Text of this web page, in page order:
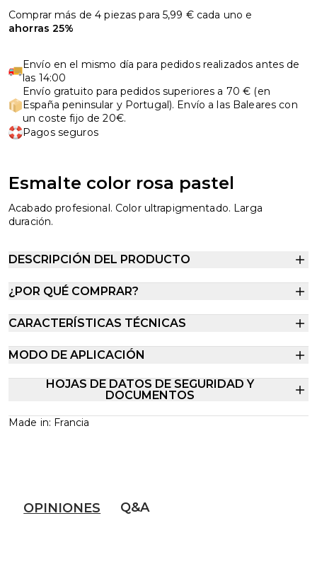
Comprar más de 4 piezas para5,99 €cada uno e
ahorras 25%
Envío en el mismo día para pedidos realizados antes de
las 14:00
Envío gratuito para pedidos superiores a 70 € (en
España peninsular y Portugal). Envío a las Baleares con
un coste fijo de 20€.
Pagos seguros
Esmalte color rosa pastel
Acabado profesional. Color ultrapigmentado. Larga
duración.
DESCRIPCIÓN DEL PRODUCTO
¿POR QUÉ COMPRAR?
CARACTERÍSTICAS TÉCNICAS
MODO DE APLICACIÓN
HOJAS DE DATOS DE SEGURIDAD Y
DOCUMENTOS
Made in: Francia
OPINIONES Q&A